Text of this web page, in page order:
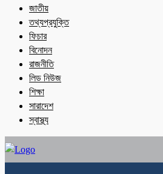
জাতীয়
তথ্যপ্রযুক্তি
ফিচার
বিনোদন
রাজনীতি
লিড নিউজ
শিক্ষা
সারাদেশ
স্বাস্থ্য